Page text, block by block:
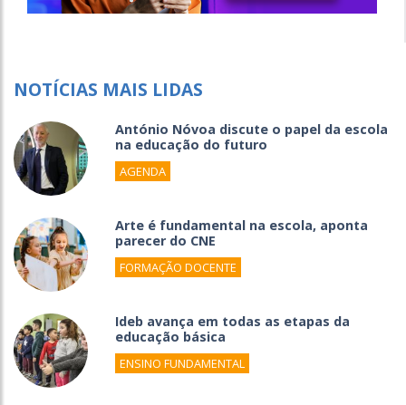
NOTÍCIAS MAIS LIDAS
António Nóvoa discute o papel da escola
na educação do futuro
AGENDA
Arte é fundamental na escola, aponta
parecer do CNE
FORMAÇÃO DOCENTE
Ideb avança em todas as etapas da
educação básica
ENSINO FUNDAMENTAL